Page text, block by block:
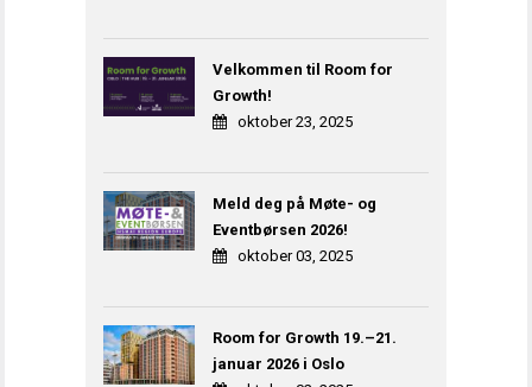
Velkommen til Room for
Growth!
oktober 23, 2025
Meld deg på Møte- og
Eventbørsen 2026!
oktober 03, 2025
Room for Growth 19.–21.
januar 2026 i Oslo